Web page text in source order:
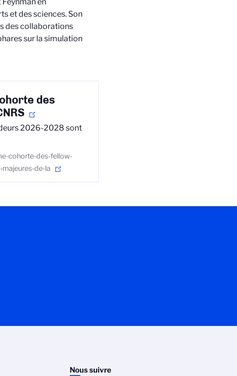
et des sciences. Son
des collaborations
sur la simulation
des
2026-2028 sont
cohorte-des-fellow-
de-la
Nous suivre